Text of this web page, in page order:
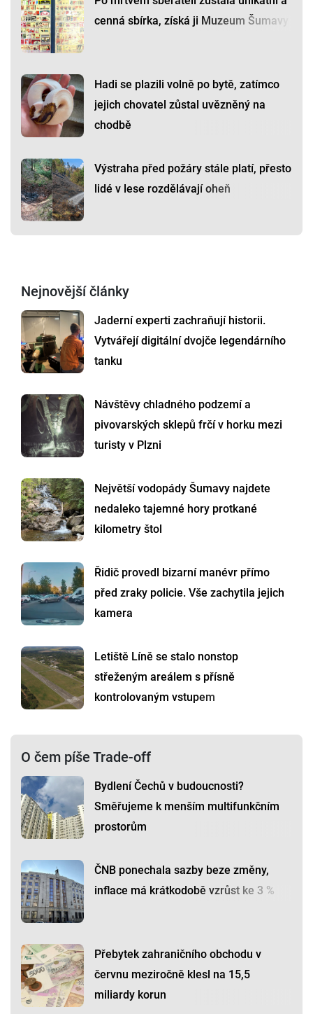
cenná sbírka, získá ji Muzeum Šumavy
Hadi se plazili volně po bytě, zatímco
jejich chovatel zůstal uvězněný na
chodbě
Výstraha před požáry stále platí, přesto
lidé v lese rozdělávají oheň
Nejnovější články
Jaderní experti zachraňují historii.
Vytvářejí digitální dvojče legendárního
tanku
Návštěvy chladného podzemí a
pivovarských sklepů frčí v horku mezi
turisty v Plzni
Největší vodopády Šumavy najdete
nedaleko tajemné hory protkané
kilometry štol
Řidič provedl bizarní manévr přímo
před zraky policie. Vše zachytila jejich
kamera
Letiště Líně se stalo nonstop
střeženým areálem s přísně
kontrolovaným vstupem
O čem píše Trade-off
Bydlení Čechů v budoucnosti?
Směřujeme k menším multifunkčním
prostorům
ČNB ponechala sazby beze změny,
inflace má krátkodobě vzrůst ke 3 %
Přebytek zahraničního obchodu v
červnu meziročně klesl na 15,5
miliardy korun